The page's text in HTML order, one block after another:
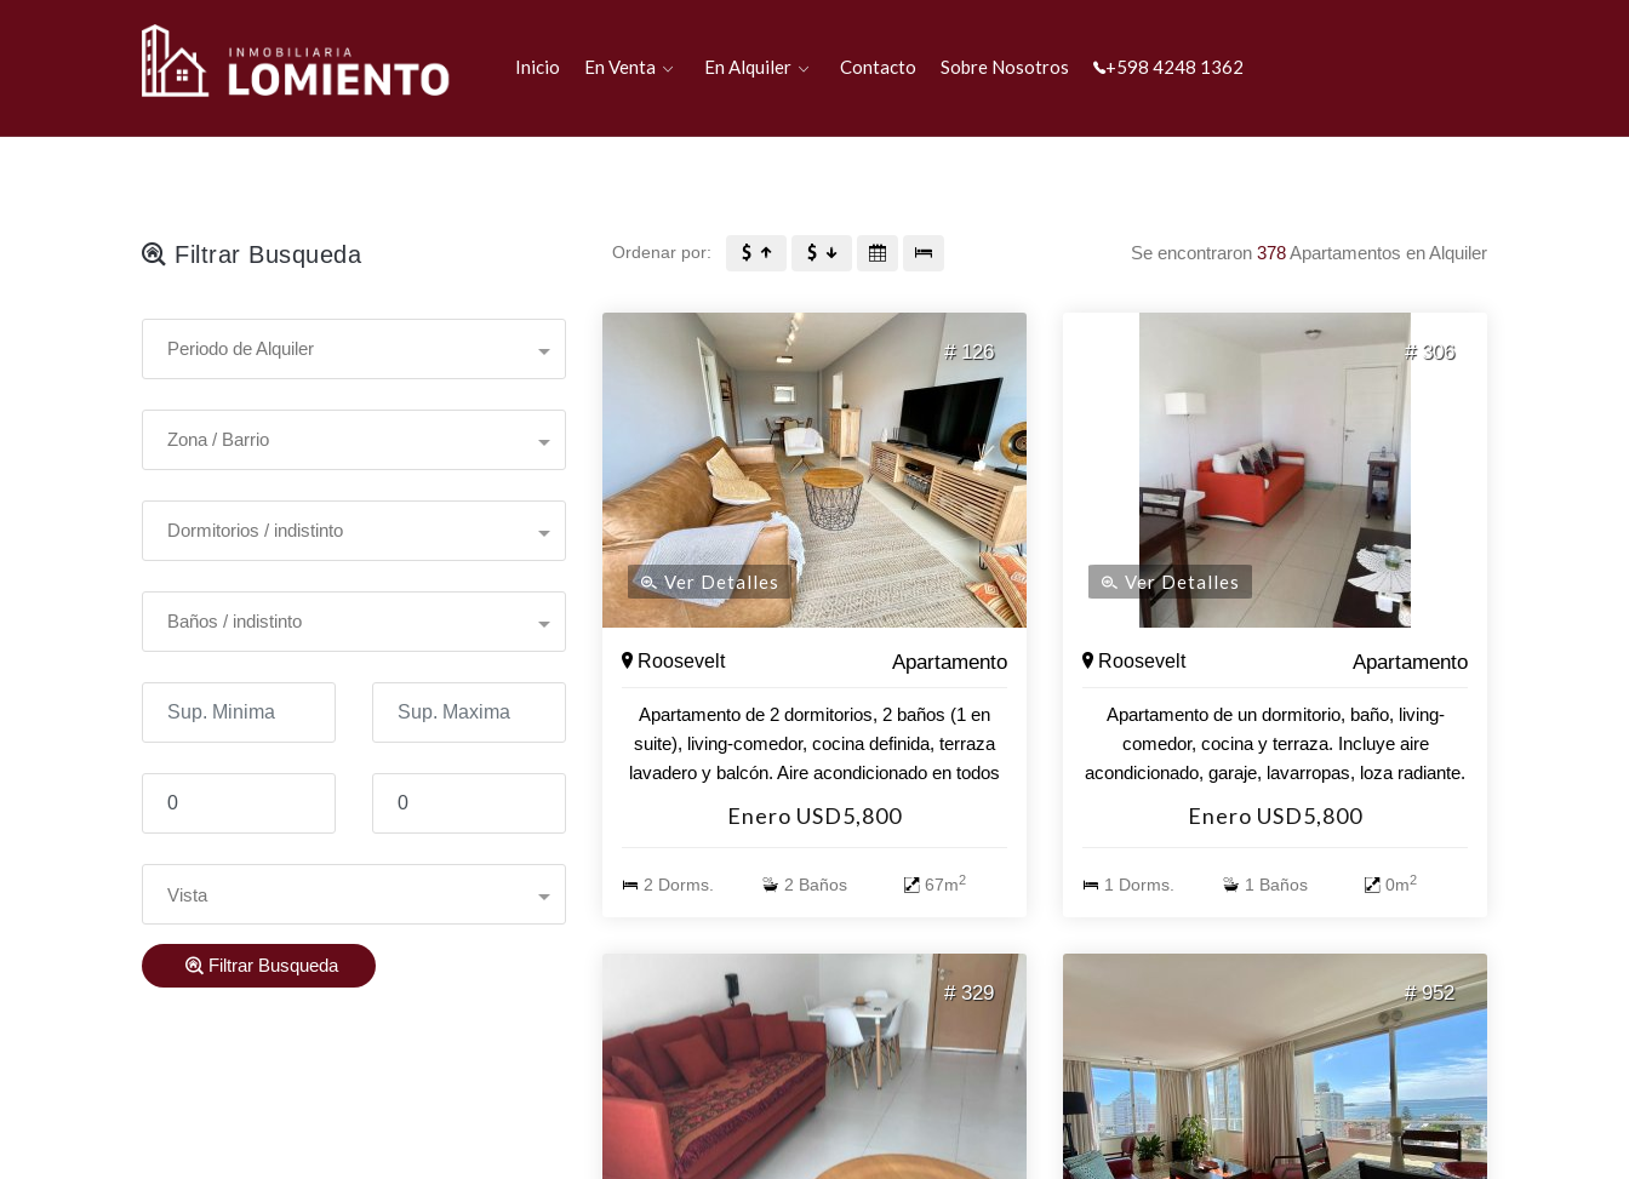
Inicio En Venta En Alquiler Contacto Sobre Nosotros +598 4248 1362
Filtrar Busqueda
Periodo de Alquiler
Zona / Barrio
Dormitorios / indistinto
Baños / indistinto
Vista
Filtrar Busqueda
Ordenar por: Se encontraron 378Apartamentos en Alquiler
# 126
Ver Detalles
Roosevelt Apartamento
Apartamento de 2 dormitorios, 2 baños (1 en
suite), living-comedor, cocina definida, terraza
lavadero y balcón. Aire acondicionado en todos
piscina climatizada, sala de juegos, parque
lavadero y servicio de mucamas opcional.
Enero USD5,800
2 Dorms. 2 Baños 67m2
# 306
Ver Detalles
Roosevelt Apartamento
Apartamento de un dormitorio, baño, living-
comedor, cocina y terraza. Incluye aire
acondicionado, garaje, lavarropas, loza radiante.
climatizada, gimnasio, sauna, sala de adultos,
Enero USD5,800
1 Dorms. 1 Baños 0m2
# 329 # 952